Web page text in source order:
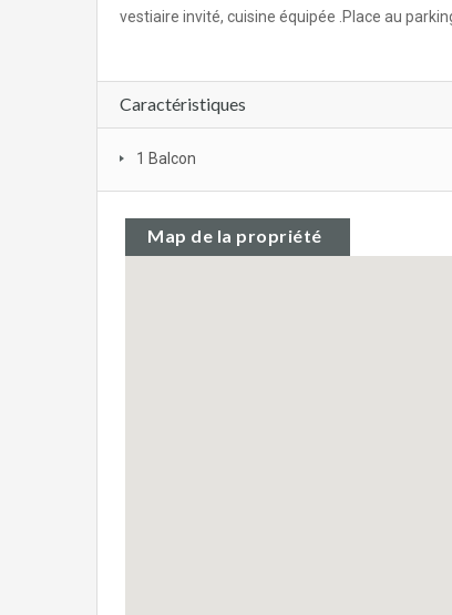
vestiaire invité, cuisine équipée .Place au
Caractéristiques
1 Balcon
Map de la propriété